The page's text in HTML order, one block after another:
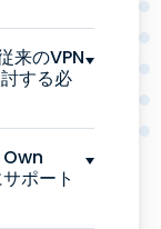
来のVPN
する必
ポート